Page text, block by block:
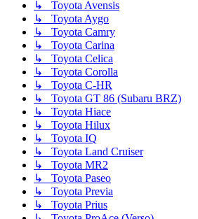
↳ Toyota Avensis
↳ Toyota Aygo
↳ Toyota Camry
↳ Toyota Carina
↳ Toyota Celica
↳ Toyota Corolla
↳ Toyota C-HR
↳ Toyota GT 86 (Subaru BRZ)
↳ Toyota Hiace
↳ Toyota Hilux
↳ Toyota IQ
↳ Toyota Land Cruiser
↳ Toyota MR2
↳ Toyota Paseo
↳ Toyota Previa
↳ Toyota Prius